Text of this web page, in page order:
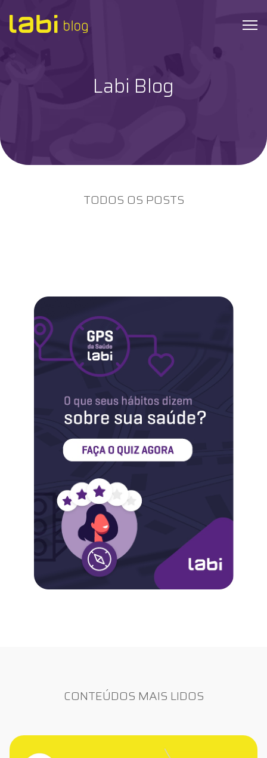
Dicas de Saúde
Maternidade
Novidades do Labi
Saúde da Mulher
Saúde do Homem
Sobre o Labi
Conheça o Labi
Labi Blog
TODOS OS POSTS
CONTEÚDOS MAIS LIDOS